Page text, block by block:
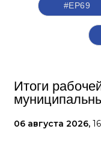
#ЕР69
Итоги
06 августа 2026,